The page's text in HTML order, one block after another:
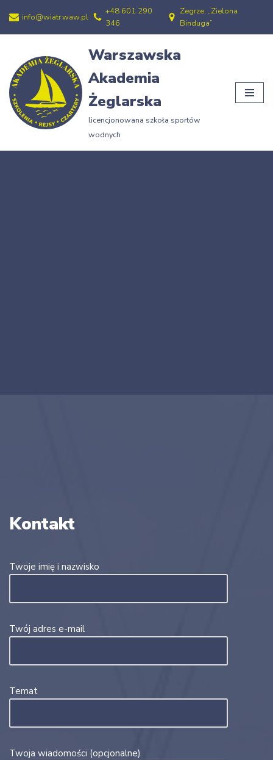
Przejdź
treści
info@wiatr.waw.pl
+48 601 290
346
Zegrze, „Zielona
Binduga”
Warszawska
Akademia
Żeglarska
licencjonowana szkoła sportów
wodnych
Kontakt
Twoje imię i nazwisko
Twój adres e-mail
Temat
Twoja wiadomości (opcjonalne)